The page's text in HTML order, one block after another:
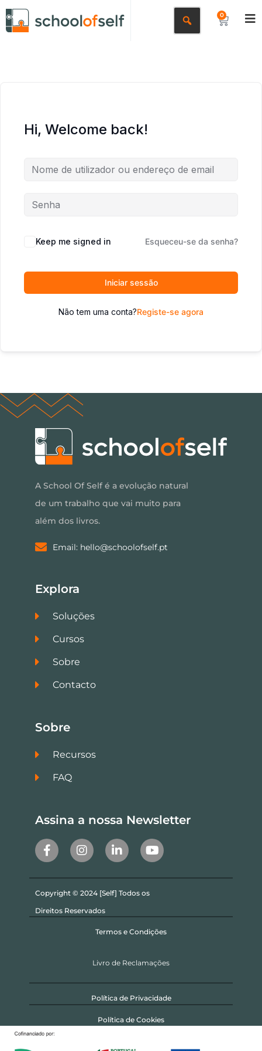
0
Hi, Welcome back!
Keep me signed in Esqueceu-se da senha?
Iniciar sessão
Não tem uma conta?Registe-se agora
A School Of Self é a evolução natural
de um trabalho que vai muito para
além dos livros.
Email: hello@schoolofself.pt
Explora
Soluções
Cursos
Sobre
Contacto
Sobre
Recursos
FAQ
Assina a nossa Newsletter
Copyright © 2024 [Self] Todos os
Direitos Reservados
Termos e Condições
Livro de Reclamações
Política de Privacidade
Política de Cookies